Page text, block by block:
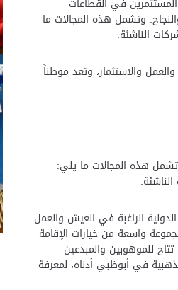
في القطاعات
وتشمل هذه المجالات ما
الناشئة.
والاستثمار، وتعد موطناً
وتشمل هذه المجالات ما يلي:
الراغبة في العيش والعمل
واسعة من خيارات الإقامة
للموهوبين والمبدعين
في أبوظبي أدناه، لمعرفة